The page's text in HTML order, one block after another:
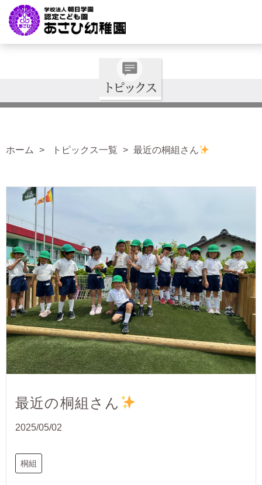
ホーム トピックス一覧 最近の桐組さん
最近の桐組さん
2025/05/02
桐組